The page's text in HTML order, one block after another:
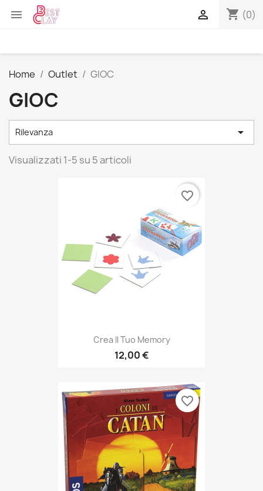
 shopping_cart (0)

Home Outlet GIOC
GIOC
Rilevanza 
Visualizzati 1-5 su 5 articoli
Crea Il Tuo Memory
12,00 €
favorite_border
favorite_border